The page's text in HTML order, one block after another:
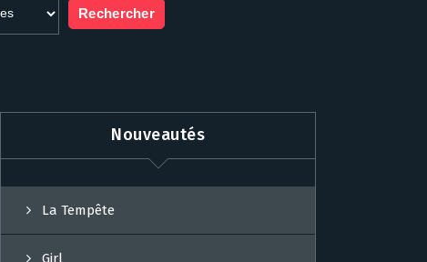
Nouveautés
La Tempête
Girl